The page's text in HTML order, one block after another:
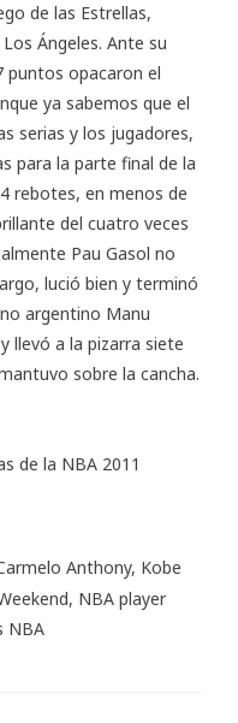
de las Estrellas,
Ángeles. Ante su
puntos opacaron el
ya sabemos que el
serias y los jugadores,
para la parte final de la
rebotes, en menos de
del cuatro veces
Pau Gasol no
lució bien y terminó
argentino Manu
llevó a la pizarra siete
sobre la cancha.
de la NBA 2011
Anthony, Kobe
, NBA player
NBA